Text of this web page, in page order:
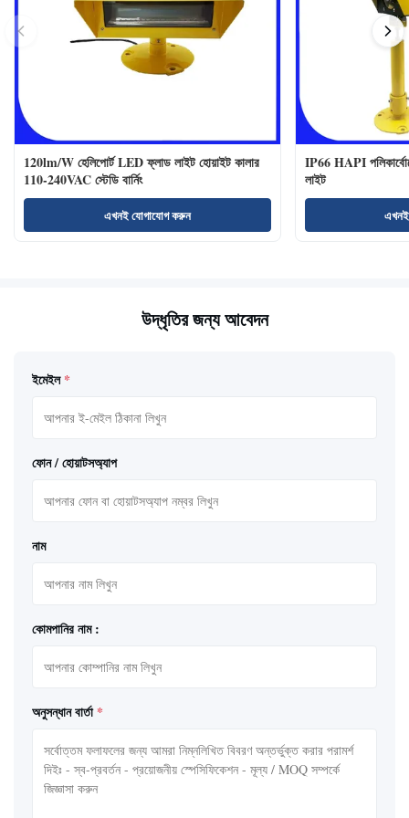
120lm/W হেলিপোর্ট LED ফ্লাড লাইট হোয়াইট কালার
110-240VAC স্টেডি বার্নিং
এখনই যোগাযোগ করুন
IP66 HAPI
লাইট
উদ্ধৃতির জন্য আবেদন
ইমেইল *
ফোন / হোয়াটসঅ্যাপ
নাম
কোমপানির নাম :
অনুসন্ধান বার্তা *